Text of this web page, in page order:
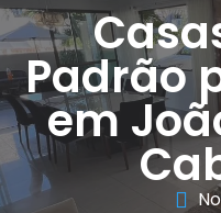
Padrão
em